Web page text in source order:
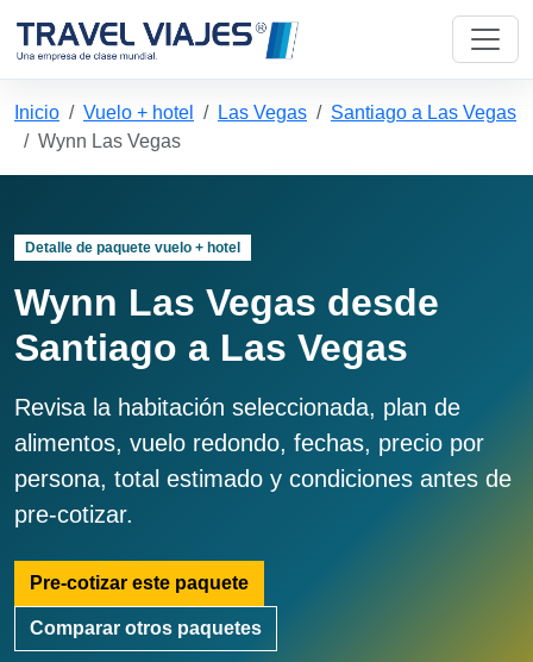
Inicio Vuelo + hotel Las Vegas
Santiago a Las Vegas
Wynn Las Vegas
Detalle de paquete vuelo + hotel
Wynn Las Vegas desde
Santiago a Las Vegas
Revisa la habitación seleccionada, plan de
alimentos, vuelo redondo, fechas, precio por
persona, total estimado y condiciones antes de
pre-cotizar.
Pre-cotizar este paquete
Comparar otros paquetes